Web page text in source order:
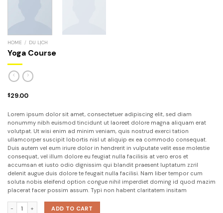
HOME / DU LỊCH
Yoga Course
$29.00
Lorem ipsum dolor sit amet, consectetuer adipiscing elit, sed diam
nonummy nibh euismod tincidunt ut laoreet dolore magna aliquam erat
volutpat. Ut wisi enim ad minim veniam, quis nostrud exerci tation
ullamcorper suscipit lobortis nisl ut aliquip ex ea commodo consequat.
Duis autem vel eum iriure dolor in hendrerit in vulputate velit esse molestie
consequat, vel illum dolore eu feugiat nulla facilisis at vero eros et
accumsan et iusto odio dignissim qui blandit praesent luptatum zzril
delenit augue duis dolore te feugait nulla facilisi. Nam liber tempor cum
soluta nobis eleifend option congue nihil imperdiet doming id quod mazim
placerat facer possim assum. Typi non habent claritatem insitam
ADD TO CART